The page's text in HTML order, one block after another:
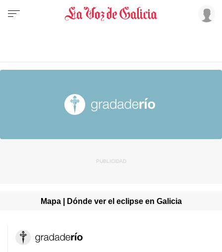
Mapa | Dónde ver el eclipse en Galicia